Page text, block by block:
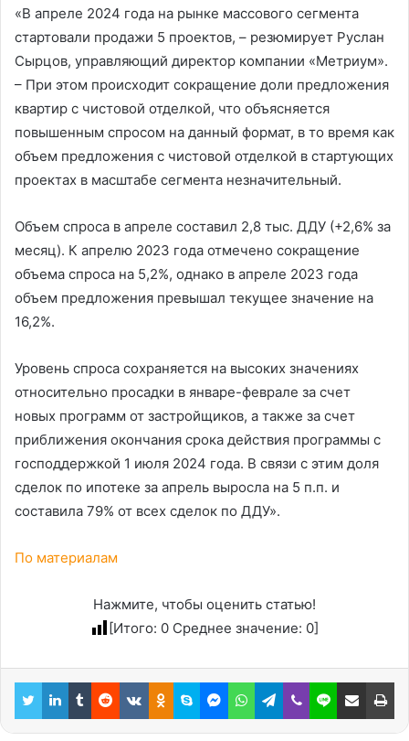
«В апреле 2024 года на рынке массового сегмента
стартовали продажи 5 проектов, – резюмирует Руслан
Сырцов, управляющий директор компании «Метриум».
– При этом происходит сокращение доли предложения
квартир с чистовой отделкой, что объясняется
повышенным спросом на данный формат, в то время как
объем предложения с чистовой отделкой в стартующих
проектах в масштабе сегмента незначительный.
Объем спроса в апреле составил 2,8 тыс. ДДУ (+2,6% за
месяц). К апрелю 2023 года отмечено сокращение
объема спроса на 5,2%, однако в апреле 2023 года
объем предложения превышал текущее значение на
16,2%.
Уровень спроса сохраняется на высоких значениях
относительно просадки в январе-феврале за счет
новых программ от застройщиков, а также за счет
приближения окончания срока действия программы с
господдержкой 1 июля 2024 года. В связи с этим доля
сделок по ипотеке за апрель выросла на 5 п.п. и
составила 79% от всех сделок по ДДУ».
По материалам
Нажмите, чтобы оценить статью!
[Итого: 0 Среднее значение: 0]
TwitterLinkedIn
TumblrRedditВконтакте
Одноклассники
SkypeMessenger
WhatsApp
Telegram
ViberLine Поделиться через электронную почту